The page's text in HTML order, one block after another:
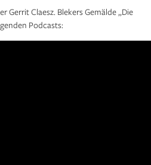
Gerrit Claesz. Blekers Gemälde „Die
Podcasts: